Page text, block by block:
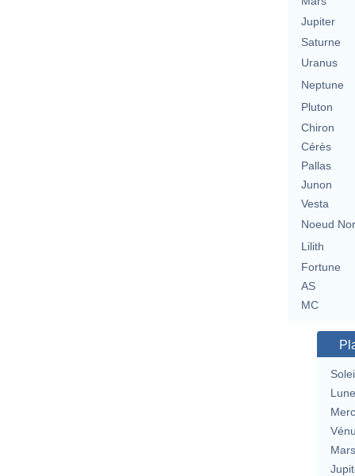
Jupiter
Saturne
Uranus
Neptune
Pluton
Chiron
Cérès
Pallas
Junon
Vesta
Noeud
Lilith
Fortune
AS
MC
Lune
Mars